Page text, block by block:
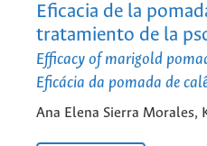
Eficacia de la
tratamiento de la
Efficacy of marigold
Eficácia da pomada de
Ana Elena Sierra Morales,